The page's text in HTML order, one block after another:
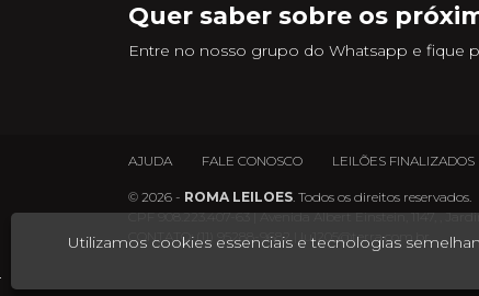
Quer saber sobre os
Entre no nosso grupo do Whatsapp e fique
AJUDA FALE CONOSCO LEILÕES FINALIZADOS
© 2026 - ROMA LEILOES. Todos os direitos reservados.
CPF 908.223.407-63 | Avenida Albert Einstein, 1147, ,
CONTATO:(11) 95288-9682 |lu1205@terra.com.br
Utilizamos cookies essenciais e tecnologias